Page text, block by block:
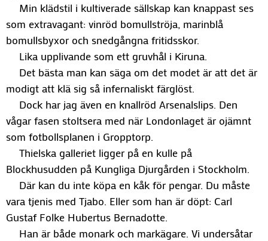
Min klädstil i kultiverade sällskap kan knappast ses
som extravagant: vinröd bomullströja, marinblå
bomullsbyxor och snedgångna fritidsskor.
Lika upplivande som ett gruvhål i Kiruna.
Det bästa man kan säga om det modet är att det är
modigt att klä sig så infernaliskt färglöst.
Dock har jag även en knallröd Arsenalslips. Den
vågar fasen stoltsera med när Londonlaget är ojämnt
som fotbollsplanen i Gropptorp.
Thielska galleriet ligger på en kulle på
Blockhusudden på Kungliga Djurgården i Stockholm.
Där kan du inte köpa en kåk för pengar. Du måste
vara tjenis med Tjabo. Eller som han är döpt: Carl
Gustaf Folke Hubertus Bernadotte.
Han är både monark och markägare. Vi undersåtar